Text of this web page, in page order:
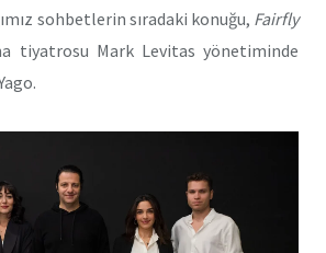
sohbetlerin sıradaki konuğu, Fairfly
tiyatrosu Mark Levitas yönetiminde